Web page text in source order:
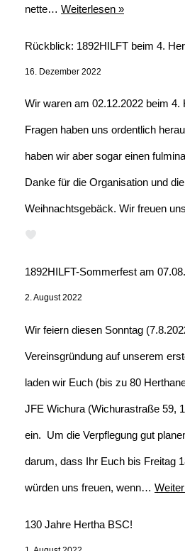
nette… Weiterlesen »
Rückblick: 1892HILFT beim 4.
16. Dezember 2022
Wir waren am 02.12.2022 beim 4.
Fragen haben uns ordentlich
haben wir aber sogar einen
Danke für die Organisation und
Weihnachtsgebäck. Wir freuen
1892HILFT-Sommerfest am
2. August 2022
Wir feiern diesen Sonntag
Vereinsgründung auf unserem
laden wir Euch (bis zu 80
JFE Wichura (Wichurastraße 59,
ein. Um die Verpflegung gut
darum, dass Ihr Euch bis Freitag
würden uns freuen, wenn…
130 Jahre Hertha BSC!